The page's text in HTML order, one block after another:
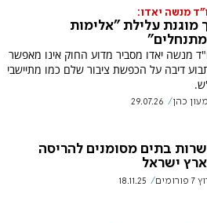
מנשה יאדו:
מוגנת עלילת "אלימות
מנשה יאדו מסביר מדוע החוק אינו מאפשר
דיבה על הכפשת ציבור שלם כמו מתיישבי
כהן 29.07.26
בתים מסומנים להריסה
ישראל
18.11.25